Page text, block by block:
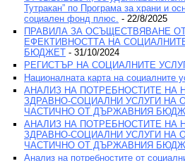
Тутракан” по Програма за храни и
социален фонд плюс. - 22/8/2025
ПРАВИЛА ЗА ОСЪЩЕСТВЯВАНЕ
ЕФЕКТИВНОСТТА НА
БЮДЖЕТ - 31/10/2024
РЕГИСТЪР НА СОЦИАЛНИТЕ
Националната карта на социалните
АНАЛИЗ НА ПОТРЕБНОСТИТЕ НА
ЗДРАВНО-СОЦИАЛНИ УСЛУГИ НА
ЧАСТИЧНО ОТ ДЪРЖАВНИЯ
АНАЛИЗ НА ПОТРЕБНОСТИТЕ НА
ЗДРАВНО-СОЦИАЛНИ УСЛУГИ НА
ЧАСТИЧНО ОТ ДЪРЖАВНИЯ
Анализ на потребностите от